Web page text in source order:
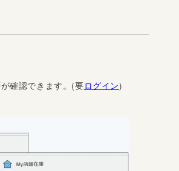
確認できます。(要ログイン)